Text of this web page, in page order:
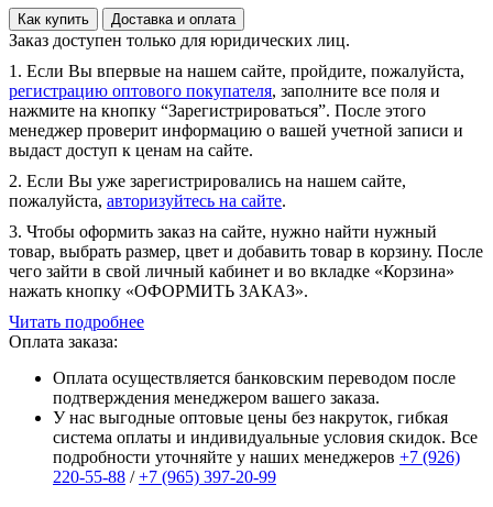
Как купить Доставка и оплата
Заказ доступен только для юридических лиц.
1. Если Вы впервые на нашем сайте, пройдите, пожалуйста,
регистрацию оптового покупателя, заполните все поля и
нажмите на кнопку “Зарегистрироваться”. После этого
менеджер проверит информацию о вашей учетной записи и
выдаст доступ к ценам на сайте.
2. Если Вы уже зарегистрировались на нашем сайте,
пожалуйста, авторизуйтесь на сайте.
3. Чтобы оформить заказ на сайте, нужно найти нужный
товар, выбрать размер, цвет и добавить товар в корзину. После
чего зайти в свой личный кабинет и во вкладке «Корзина»
нажать кнопку «ОФОРМИТЬ ЗАКАЗ».
Читать подробнее
Оплата заказа:
Оплата осуществляется банковским переводом после
подтверждения менеджером вашего заказа.
У нас выгодные оптовые цены без накруток, гибкая
система оплаты и индивидуальные условия скидок. Все
подробности уточняйте у наших менеджеров +7 (926)
220-55-88 /+7 (965) 397-20-99